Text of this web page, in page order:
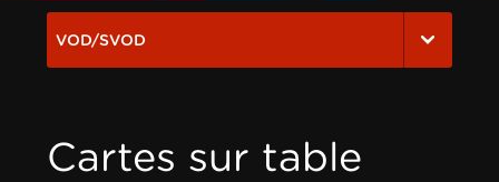
VOD/SVOD
Cartes sur table